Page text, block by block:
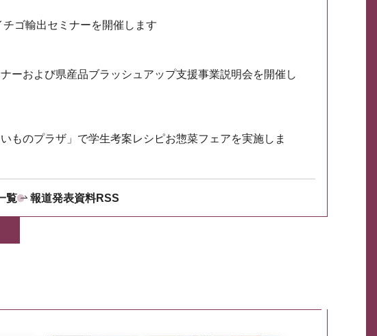
チゴ輸出セミナーを開催します
ーおよび県産品ブラッシュアップ支援事業説明会を開催し
いものプラザ」で学生考案レシピお惣菜フェアを実施しま
覧 報道発表資料RSS